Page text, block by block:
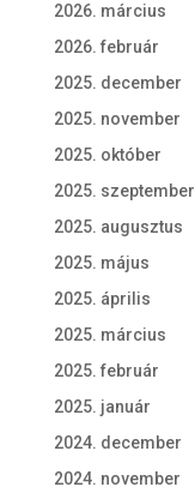
2026. március
2026. február
2025. december
2025. november
2025. október
2025. szeptember
2025. augusztus
2025. május
2025. április
2025. március
2025. február
2025. január
2024. december
2024. november